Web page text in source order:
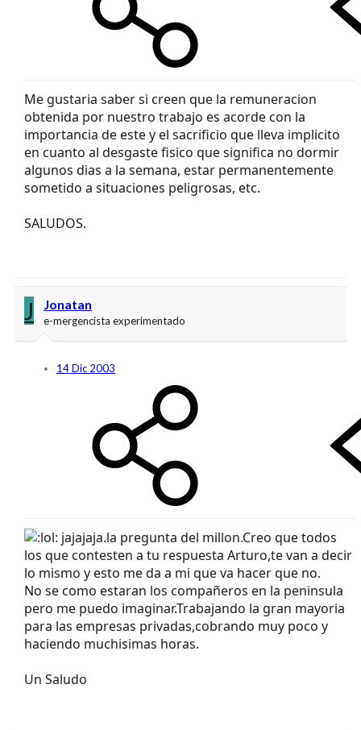
Me gustaria saber si creen que la remuneracion
obtenida por nuestro trabajo es acorde con la
importancia de este y el sacrificio que lleva implicito
en cuanto al desgaste fisico que significa no dormir
algunos dias a la semana, estar permanentemente
sometido a situaciones peligrosas, etc.
SALUDOS.
J Jonatan
e-mergencista experimentado
14 Dic 2003
jajajaja.la pregunta del millon.Creo que todos
los que contesten a tu respuesta Arturo,te van a decir
lo mismo y esto me da a mi que va hacer que no.
No se como estaran los compañeros en la peninsula
pero me puedo imaginar.Trabajando la gran mayoria
para las empresas privadas,cobrando muy poco y
haciendo muchisimas horas.
Un Saludo